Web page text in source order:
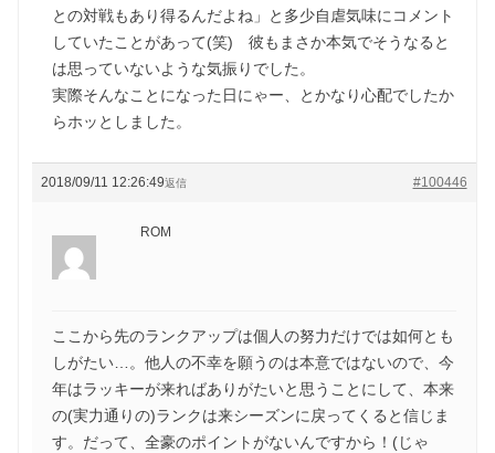
との対戦もあり得るんだよね」と多少自虐気味にコメント
していたことがあって(笑) 彼もまさか本気でそうなると
は思っていないような気振りでした。
実際そんなことになった日にゃー、とかなり心配でしたか
らホッとしました。
2018/09/11 12:26:49 #100446
返信
ROM
ここから先のランクアップは個人の努力だけでは如何とも
しがたい…。他人の不幸を願うのは本意ではないので、今
年はラッキーが来ればありがたいと思うことにして、本来
の(実力通りの)ランクは来シーズンに戻ってくると信じま
す。だって、全豪のポイントがないんですから！(じゃ